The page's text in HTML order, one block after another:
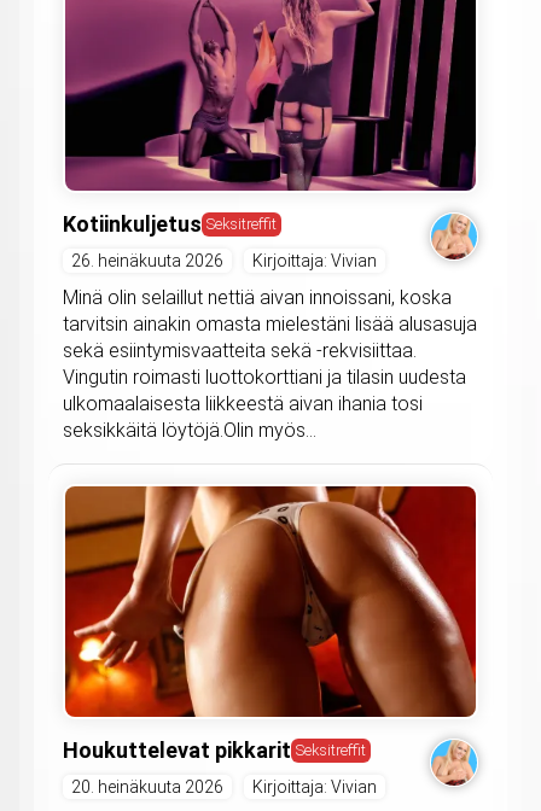
Kotiinkuljetus Seksitreffit
26. heinäkuuta 2026 Kirjoittaja: Vivian
Minä olin selaillut nettiä aivan innoissani, koska
tarvitsin ainakin omasta mielestäni lisää alusasuja
sekä esiintymisvaatteita sekä -rekvisiittaa.
Vingutin roimasti luottokorttiani ja tilasin uudesta
ulkomaalaisesta liikkeestä aivan ihania tosi
seksikkäitä löytöjä.Olin myös...
Houkuttelevat pikkarit Seksitreffit
20. heinäkuuta 2026 Kirjoittaja: Vivian